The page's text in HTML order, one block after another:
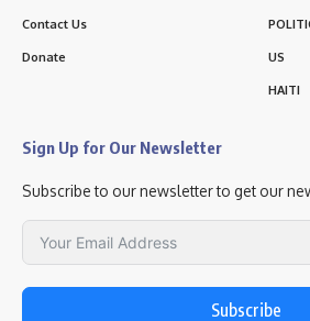
Contact Us
Donate US
HAITI
Sign Up for Our Newsletter
Subscribe to our newsletter to get our
Subscribe